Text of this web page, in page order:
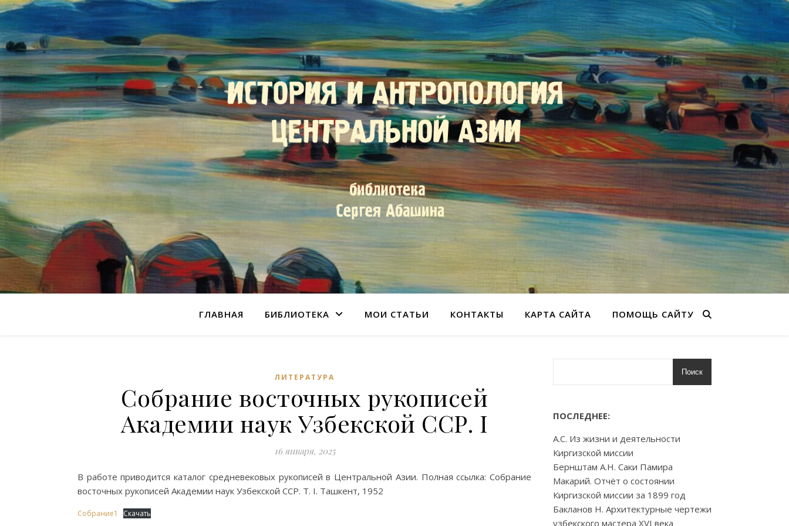
ГЛАВНАЯ БИБЛИОТЕКА МОИ СТАТЬИ КОНТАКТЫ КАРТА САЙТА ПОМОЩЬ САЙТУ
ЛИТЕРАТУРА
Собрание восточных рукописей
Академии наук Узбекской ССР. I
16 января, 2025
В работе приводится каталог средневековых рукописей в Центральной Азии. Полная ссылка: Собрание
восточных рукописей Академии наук Узбекской ССР. Т. I. Ташкент, 1952
Собрание1 Скачать
Поиск
ПОСЛЕДНЕЕ:
А.С. Из жизни и деятельности
Киргизской миссии
Бернштам А.Н. Саки Памира
Макарий. Отчёт о состоянии
Киргизской миссии за 1899 год
Бакланов Н. Архитектурные чертежи
узбекского мастера XVI века